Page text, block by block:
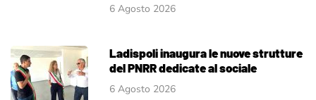
6 Agosto 2026
Ladispoli inaugura le nuove strutture
del PNRR dedicate al sociale
6 Agosto 2026